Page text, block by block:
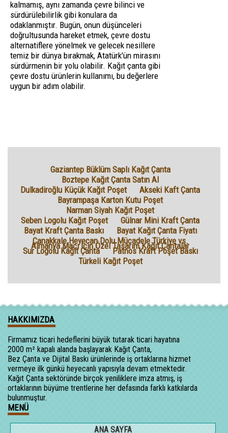
kalmamış, aynı zamanda çevre bilinci ve
sürdürülebilirlik gibi konulara da
odaklanmıştır. Bugün, onun düşünceleri
doğrultusunda hareket etmek, çevre dostu
alternatiflere yönelmek ve gelecek nesillere
temiz bir dünya bırakmak, Atatürk'ün mirasını
sürdürmenin bir yolu olabilir. Kağıt çanta gibi
çevre dostu ürünlerin kullanımı, bu değerlere
uygun bir adım olabilir.
Gaziantep Büklüm Saplı Kağıt Çanta
Boztepe Kağıt Çanta Satın Al
Dulkadiroğlu Küçük Kağıt Poşet
Akseki Kaft Çanta
Bayrampaşa Karton Kutu Poşet
Narman Siyah Kağıt Poşet
Seben Logolu Kağıt Poşet
Gülnar Mini Kraft Çanta
Bayat Kraft Çanta Baskı
Bayat Kağıt Çanta Fiyatı
Çanakkale Heyecan Dolu Mücadele Türkiye vs.
Almanya Maçı İçin Özel Tasarım Kağıt Çantalar
Sur Logolu Kağıt Çanta
Patnos Kraft Poşet Baskı
Türkeli Kağıt Poşet
HAKKIMIZDA
Firmamız ticari hedeflerini büyük tutarak ticari hayatına
2000 m² kapalı alanda başlayarak Kağıt Çanta,
Bez Çanta ve Dijital Baskı ürünlerinde iş ortaklarına hizmet
vermeye ilk günkü heyecanlı yapısıyla devam etmektedir.
Kağıt Çanta sektöründe birçok yeniliklere imza atmış, iş
ortaklarının büyüme trentlerine her defasında farklı katkılarda
bulunmuştur.
MENÜ
ANA SAYFA